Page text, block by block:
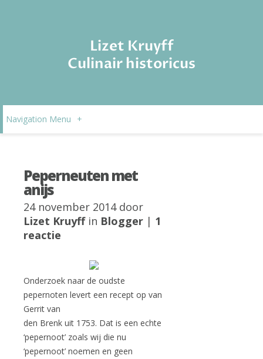
Lizet Kruyff
Culinair historicus
Navigation Menu +
Peperneuten met
anijs
24 november 2014 door
Lizet Kruyffin Blogger | 1
reactie
Onderzoek naar de oudste
pepernoten levert een recept op van
Gerrit van
den Brenk uit 1753. Dat is een echte
‘pepernoot’ zoals wij die nu
‘pepernoot’ noemen en geen